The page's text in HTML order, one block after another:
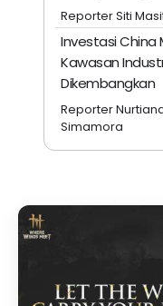
Reporter Siti
Investasi China
Kawasan
Dikembangkan
Reporter
Simamora